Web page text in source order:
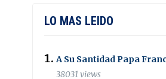
LO MAS LEIDO
A Su Santidad Papa
38031 views